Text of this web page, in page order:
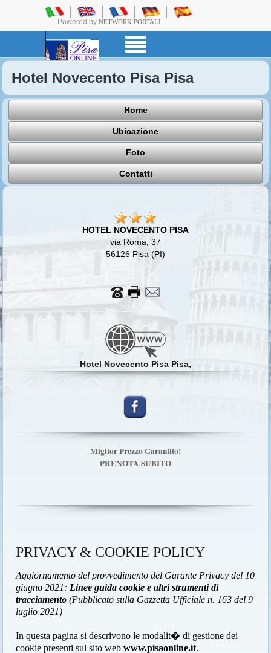
Powered by NETWORK PORTALI
Hotel Novecento Pisa Pisa
Home
Ubicazione
Foto
Contatti
HOTEL NOVECENTO PISA
via Roma, 37
56126 Pisa (PI)
Hotel Novecento Pisa Pisa,
Miglior Prezzo Garantito!
PRENOTA SUBITO
PRIVACY & COOKIE POLICY
Aggiornamento del provvedimento del Garante Privacy del 10
giugno 2021: Linee guida cookie e altri strumenti di
tracciamento (Pubblicato sulla Gazzetta Ufficiale n. 163 del 9
luglio 2021)
In questa pagina si descrivono le modalit� di gestione dei
cookie presenti sul sito webwww.pisaonline.it.